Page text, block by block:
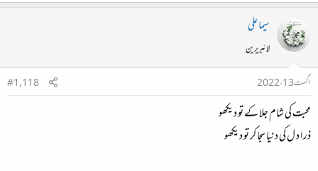
سیما علی
لائبریرین
اگست 13، 2022
#1,118
محبت کی شام جلا کے تو دیکھو
‏ذر ا د ل کی دنیا سجا کر تو دیکھو